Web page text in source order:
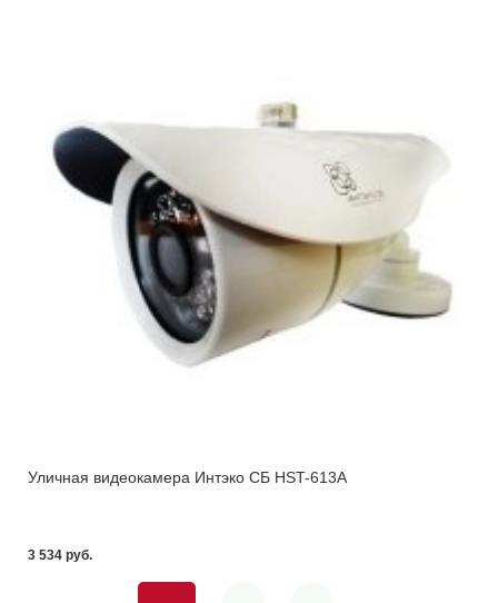
Уличная видеокамера Интэко СБ HST-613A
3 534 pуб.